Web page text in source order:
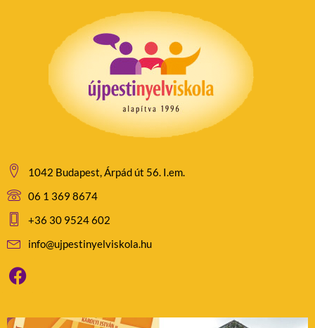
1042 Budapest, Árpád út 56. I.em.
06 1 369 8674
+36 30 9524 602
info@ujpestinyelviskola.hu